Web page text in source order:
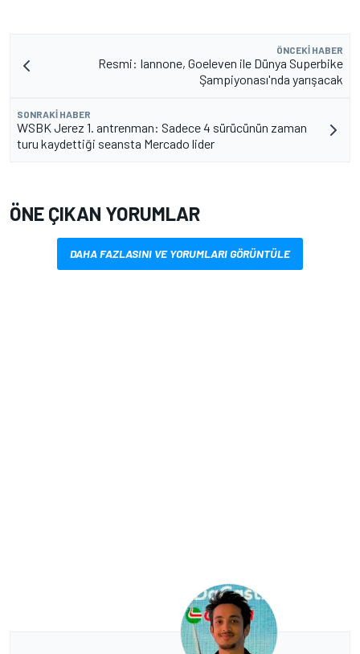
ÖNCEKI HABER
Resmi: Iannone, Goeleven ile Dünya Superbike
Şampiyonası'nda yarışacak
SONRAKI HABER
WSBK Jerez 1. antrenman: Sadece 4 sürücünün zaman
turu kaydettiği seansta Mercado lider
ÖNE ÇIKAN YORUMLAR
DAHA FAZLASINI VE YORUMLARI GÖRÜNTÜLE